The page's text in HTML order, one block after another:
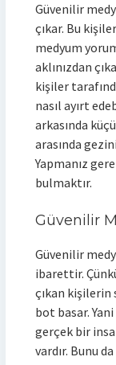
Güvenilir
çıkar. Bu
medyum
aklınızdan
kişiler
nasıl ayırt
arkasında
arasında
Yapmanız
bulmaktır.
Güvenilir
Güvenilir
ibarettir.
çıkan kişilerin
bot basar.
gerçek bir
vardır. Bunu